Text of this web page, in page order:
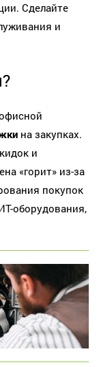
Сделайте
и
на закупках.
и
«горит» из-за
покупок
оборудования,